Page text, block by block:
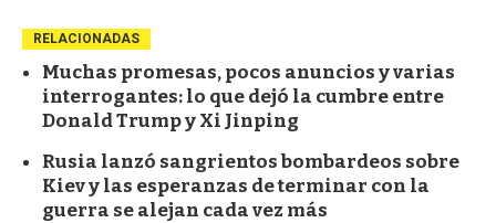
RELACIONADAS
Muchas promesas, pocos anuncios y varias
interrogantes: lo que dejó la cumbre entre
Donald Trump y Xi Jinping
Rusia lanzó sangrientos bombardeos sobre
Kiev y las esperanzas de terminar con la
guerra se alejan cada vez más